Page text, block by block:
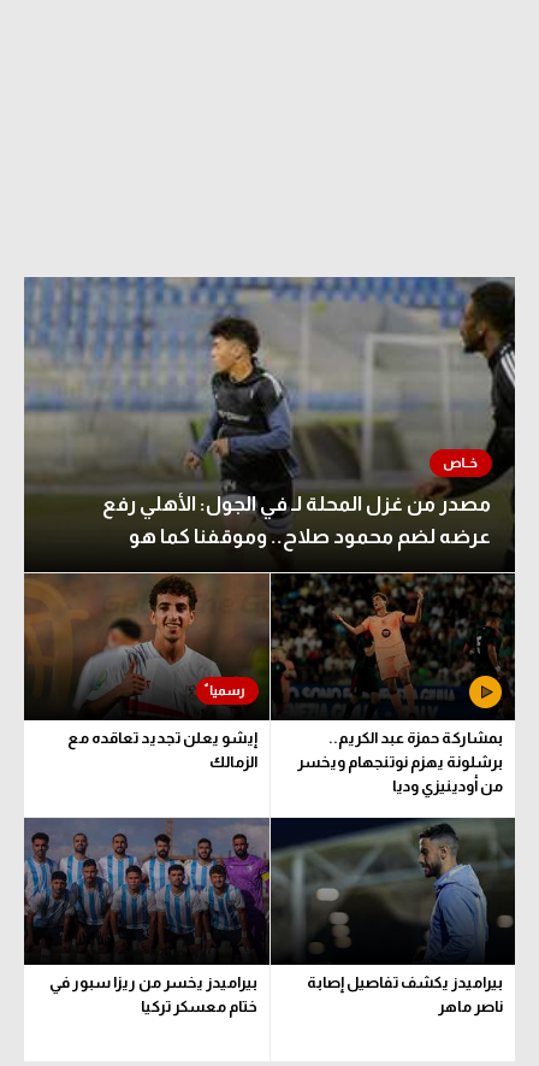
مصدر من غزل المحلة لـ في الجول: الأهلي رفع
عرضه لضم محمود صلاح.. وموقفنا كما هو
بمشاركة حمزة عبد الكريم..
برشلونة يهزم نوتنجهام ويخسر
من أودينيزي وديا
إيشو يعلن تجديد تعاقده مع
الزمالك
بيراميدز يكشف تفاصيل إصابة
ناصر ماهر
بيراميدز يخسر من ريزا سبور في
ختام معسكر تركيا